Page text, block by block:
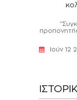
Ιούν 12